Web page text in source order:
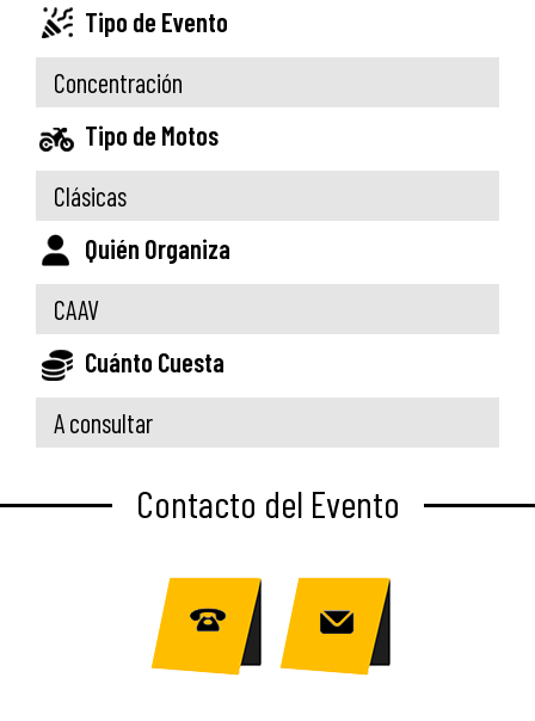
Tipo de Evento
Concentración
Tipo de Motos
Clásicas
Quién Organiza
CAAV
Cuánto Cuesta
A consultar
Contacto del Evento